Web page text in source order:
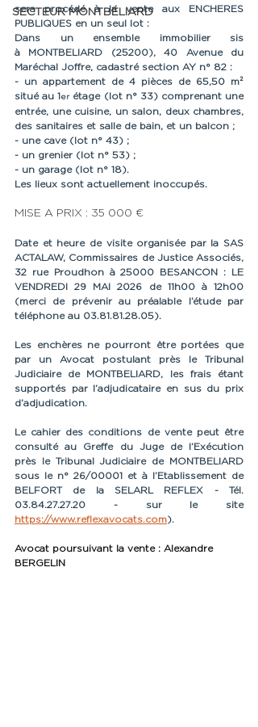
SECTEUR MONTBÉLIARD
sera procédé à la vente aux ENCHERES
PUBLIQUES en un seul lot :
Dans un ensemble immobilier sis
à MONTBELIARD (25200), 40 Avenue du
Maréchal Joffre, cadastré section AY n° 82 :
- un appartement de 4 pièces de 65,50 m²
situé au 1er étage (lot n° 33) comprenant une
entrée, une cuisine, un salon, deux chambres,
des sanitaires et salle de bain, et un balcon ;
- une cave (lot n° 43) ;
- un grenier (lot n° 53) ;
- un garage (lot n° 18).
Les lieux sont actuellement inoccupés.
MISE A PRIX : 35 000 €
Date et heure de visite organisée par la SAS
ACTALAW, Commissaires de Justice Associés,
32 rue Proudhon à 25000 BESANCON : LE
VENDREDI 29 MAI 2026 de 11h00 à 12h00
(merci de prévenir au préalable l’étude par
téléphone au 03.81.81.28.05).
Les enchères ne pourront être portées que
par un Avocat postulant près le Tribunal
Judiciaire de MONTBELIARD, les frais étant
supportés par l’adjudicataire en sus du prix
d’adjudication.
Le cahier des conditions de vente peut être
consulté au Greffe du Juge de l’Exécution
près le Tribunal Judiciaire de MONTBELIARD
sous le n° 26/00001 et à l’Etablissement de
BELFORT de la SELARL REFLEX - Tél.
03.84.27.27.20 - sur le site
https://www.reflexavocats.com).
Avocat poursuivant la vente : Alexandre
BERGELIN